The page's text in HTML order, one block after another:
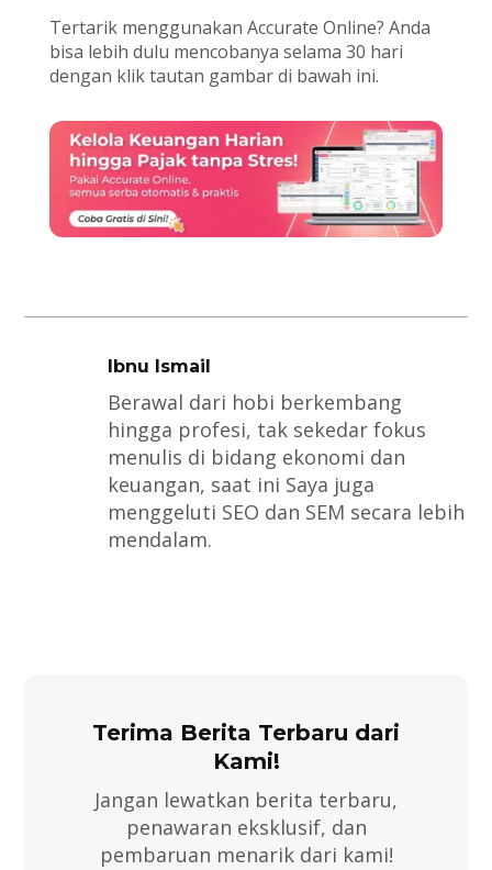
Tertarik menggunakan Accurate Online? Anda
bisa lebih dulu mencobanya selama 30 hari
dengan klik tautan gambar di bawah ini.
Ibnu Ismail
Berawal dari hobi berkembang
hingga profesi, tak sekedar fokus
menulis di bidang ekonomi dan
keuangan, saat ini Saya juga
menggeluti SEO dan SEM secara lebih
mendalam.
Terima Berita Terbaru dari
Kami!
Jangan lewatkan berita terbaru,
penawaran eksklusif, dan
pembaruan menarik dari kami!